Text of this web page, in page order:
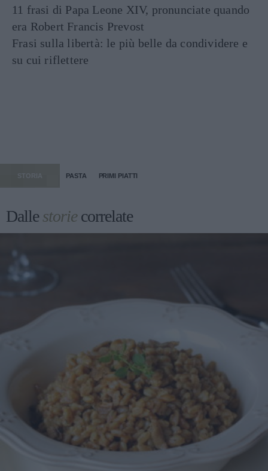
11 frasi di Papa Leone XIV, pronunciate quando
era Robert Francis Prevost
Frasi sulla libertà: le più belle da condividere e
su cui riflettere
STORIA PASTA PRIMI PIATTI
Dallestoriecorrelate